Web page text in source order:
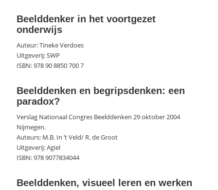
Beelddenker in het voortgezet
onderwijs
Auteur: Tineke Verdoes
Uitgeverij: SWP
ISBN: 978 90 8850 700 7
Beelddenken en begripsdenken: een
paradox?
Verslag Nationaal Congres Beelddenken 29 oktober 2004
Nijmegen.
Auteurs: M.B. In ’t Veld/ R. de Groot
Uitgeverij: Agiel
ISBN: 978 9077834044
Beelddenken, visueel leren en werken